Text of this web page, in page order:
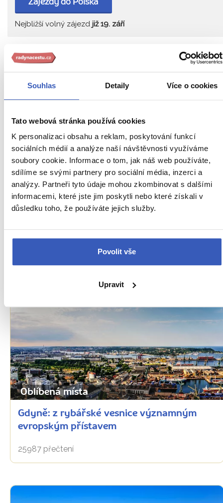
Souhlas Detaily Více o cookies
Tato webová stránka používá cookies
K personalizaci obsahu a reklam, poskytování funkcí
sociálních médií a analýze naší návštěvnosti využíváme
soubory cookie. Informace o tom, jak náš web používáte,
sdílíme se svými partnery pro sociální média, inzerci a
analýzy. Partneři tyto údaje mohou zkombinovat s dalšími
informacemi, které jste jim poskytli nebo které získali v
důsledku toho, že používáte jejich služby.
Povolit vše
Upravit
Zájezdy do Polska
Nejbližší volný zájezd již 19. září
PŘEČTĚTE SI TAKÉ
Oblíbená místa
Oblíbená místa
Gdyně: z rybářské vesnice významným
evropským přístavem
25987 přečtení